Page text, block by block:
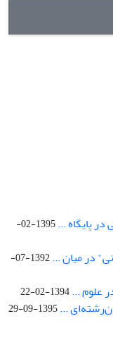
پایگاه ...
1395-02-
در میان ...
1392-07-
علوم ...1394-02-22
...
1395-09-29